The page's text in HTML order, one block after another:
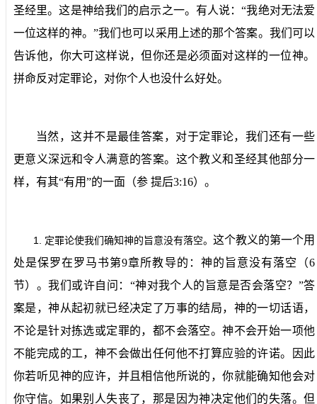
圣经里。这是神给我们的启示之一。有人说：“我绝对无法爱
一位这样的神。”我们也可以采用上述的那个答案。我们可以
告诉他，你大可这样说，但你还是必须面对这样的一位神。
拼命反对定罪论，对你个人也没什么好处。
当然，这并不是最佳答案，对于定罪论，我们还有一些
更意义深远和令人满意的答案。这个教义和圣经其他部分一
样，有其“有用”的一面（参 提后3:16）。
1. 定罪论使我们确知神的旨意没有落空。 这个教义的第一个用
处是保罗在罗马书第9章所教导的：神的旨意没有落空（6
节）。我们或许自问：“神对我个人的旨意是否会落空？”答
案是，神从起初就已经决定了万事的结局，神的一切话语，
不论是针对拣选或定罪的，都不会落空。神不会开始一项他
不能完成的工，神不会做出任何他不打算应验的许诺。因此
你若听见神的应许，并且相信他所说的，你就能确知他会对
你守信。如果别人失丧了，那是因为神决定他们的失落。但